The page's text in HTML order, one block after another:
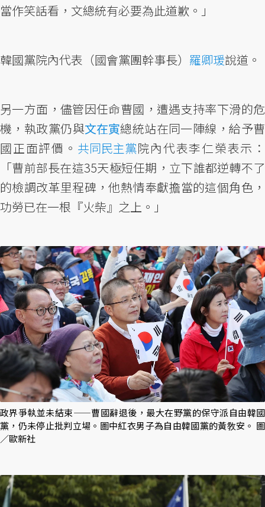
當作笑話看，文總統有必要為此道歉。」
韓國黨院內代表（國會黨團幹事長） 羅卿瑗說道。
另一方面，儘管因任命曹國，遭遇支持率下滑的危
機，執政黨仍與文在寅總統站在同一陣線，給予曹
國正面評價。 共同民主黨院內代表李仁榮表示：
「曹前部長在這35天極短任期，立下誰都逆轉不了
的檢調改革里程碑，他熱情奉獻擔當的這個角色，
功勞已在一根『火柴』之上。」
政界爭執並未結束——曹國辭退後，最大在野黨的保守派自由韓國
黨，仍未停止批判立場。圖中紅衣男子為自由韓國黨的黃敎安。 圖
／歐新社